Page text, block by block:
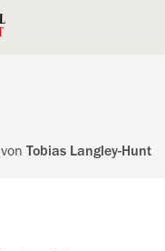
von Tobias Langley-Hunt